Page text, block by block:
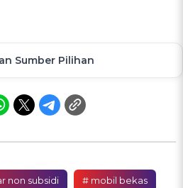
Sumber Pilihan
non subsidi # mobil bekas